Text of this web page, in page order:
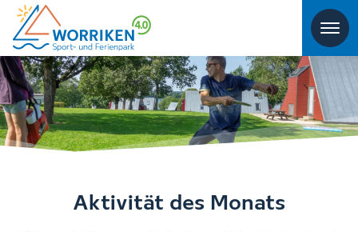
Aktivität des Monats